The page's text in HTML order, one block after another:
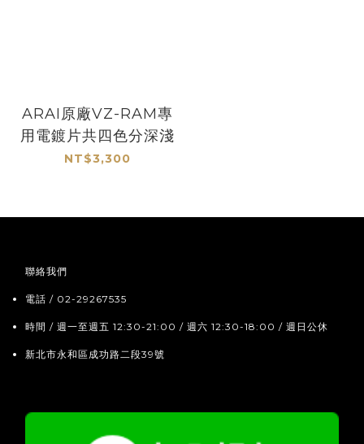
ARAI原廠VZ-RAM專
用電鍍片共四色分深淺
NT$3,300
聯絡我們
電話 / 02-29267535
時間 / 週一至週五 12:30-21:00 / 週六 12:30-18:00 / 週日公休
新北市永和區成功路二段39號